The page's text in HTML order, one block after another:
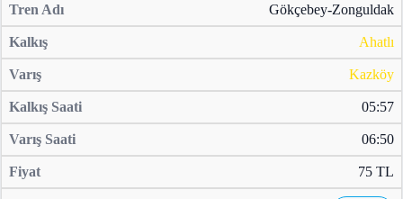
Gökçebey-Zonguldak
Ahatlı
Kazköy
05:57
06:50
75 TL